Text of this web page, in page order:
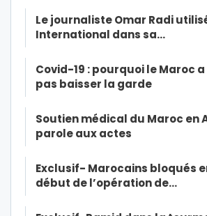
Le journaliste Omar Radi
International dans sa…
Covid-19 : pourquoi le Maroc
pas baisser la garde
Soutien médical du Maroc en
parole aux actes
Exclusif- Marocains bloqués
début de l’opération de…